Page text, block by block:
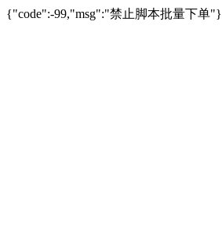
{"code":-99,"msg":"禁止脚本批量下单"}